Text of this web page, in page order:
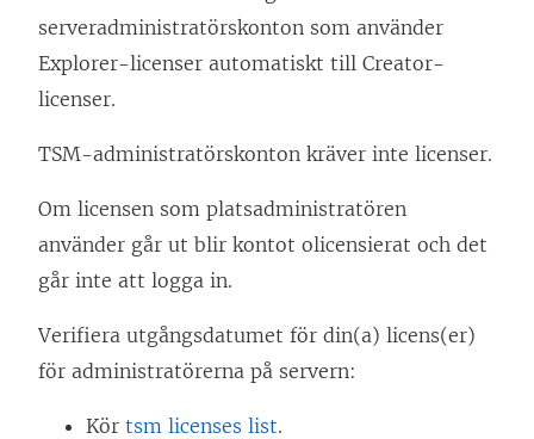
serveradministratörskonton som använder
Explorer-licenser automatiskt till Creator-
licenser.
TSM-administratörskonton kräver inte licenser.
Om licensen som platsadministratören
använder går ut blir kontot olicensierat och det
går inte att logga in.
Verifiera utgångsdatumet för din(a) licens(er)
för administratörerna på servern:
Kör tsm licenses list.